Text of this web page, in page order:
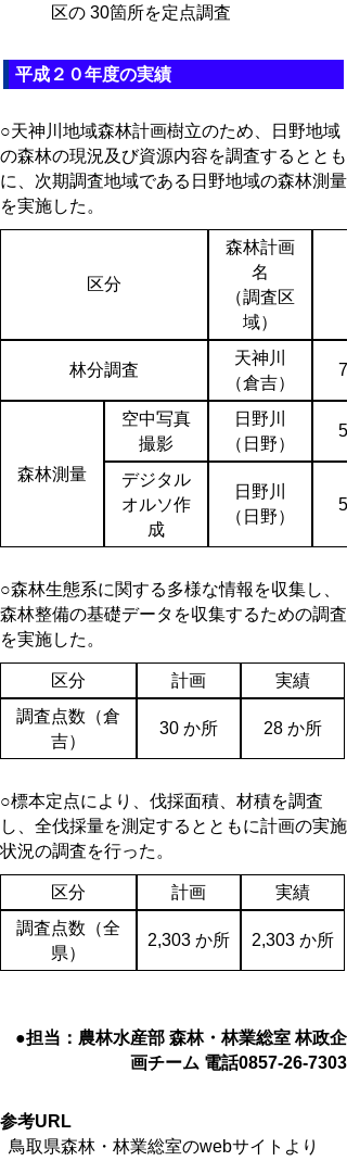
区の 30箇所を定点調査
平成２０年度の実績
○天神川地域森林計画樹立のため、日野地域
の森林の現況及び資源内容を調査するととも
に、次期調査地域である日野地域の森林測量
を実施した。
区分
森林計画
名
（調査区
域）
林分調査
天神川
（倉吉）
森林測量
空中写真
撮影
日野川
（日野）
デジタル
オルソ作
成
日野川
（日野）
○森林生態系に関する多様な情報を収集し、
森林整備の基礎データを収集するための調査
を実施した。
区分 計画
実績
調査点数（倉
吉）
30 か所 28 か所
○標本定点により、伐採面積、材積を調査
し、全伐採量を測定するとともに計画の実施
状況の調査を行った。
区分 計画
実績
調査点数（全
県）
2,303 か所 2,303 か所
●担当：農林水産部 森林・林業総室 林政企
画チーム 電話0857-26-7303
参考URL
鳥取県森林・林業総室のwebサイトより